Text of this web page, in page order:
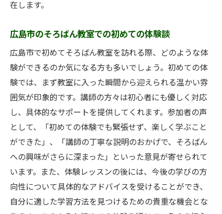
導法
そろばん教室の取り組みがもたらす成長の
実例
安全で楽しい学びの場：そろばん教室の特
徴
広島市のそろばん教室の環境と設備
安心して学べる教室を選ぶためのポイント
そろばん教室での安心感を育む取り組み
在します。
広島市のそろばん教室での初めての体験談
広島市で初めてそろばん教室を訪れる際、どのような体
験ができるのか気になる方も多いでしょう。初めての体
験では、まず教室に入った瞬間から迎えられる温かい雰
囲気が印象的です。講師の方々は初心者にも優しく対応
し、具体的なサポートを提供してくれます。参加者の声
として、「初めての体験でも緊張せず、楽しく学ぶこと
ができた」、「講師の丁寧な説明のおかげで、そろばん
への興味がさらに深まった」といった意見が寄せられて
います。また、体験レッスンの後には、今後の学びの方
向性について具体的なアドバイスを受けることができ、
自分に適した学習方法を見つけるための貴重な機会とな